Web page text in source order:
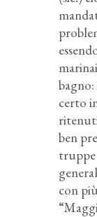
certo
ben
truppe
con